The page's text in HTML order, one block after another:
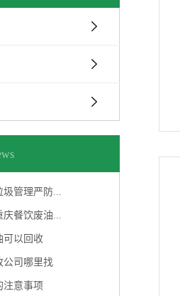
圾管理严防...
庆餐饮废油...
可以回收
公司哪里找
注意事项